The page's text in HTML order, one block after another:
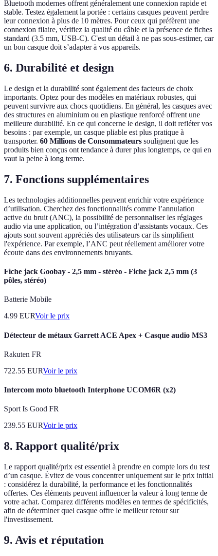
Bluetooth modernes offrent généralement une connexion rapide et
stable. Testez également la portée : certains casques peuvent perdre
leur connexion à plus de 10 mètres. Pour ceux qui préfèrent une
connexion filaire, vérifiez la qualité du câble et la présence de fiches
standard (3.5 mm, USB-C). C'est un détail à ne pas sous-estimer, car
un bon casque doit s’adapter à vos appareils.
6. Durabilité et design
Le design et la durabilité sont également des facteurs de choix
importants. Optez pour des modèles en matériaux robustes, qui
peuvent survivre aux chocs quotidiens. En général, les casques avec
des structures en aluminium ou en plastique renforcé offrent une
meilleure durabilité. En ce qui concerne le design, il doit refléter vos
besoins : par exemple, un casque pliable est plus pratique à
transporter. 60 Millions de Consommateurs soulignent que les
produits bien conçus ont tendance à durer plus longtemps, ce qui en
vaut la peine à long terme.
7. Fonctions supplémentaires
Les technologies additionnelles peuvent enrichir votre expérience
d’utilisation. Cherchez des fonctionnalités comme l’annulation
active du bruit (ANC), la possibilité de personnaliser les réglages
audio via une application, ou l’intégration d’assistants vocaux. Ces
ajouts sont souvent appréciés des utilisateurs car ils simplifient
l'expérience. Par exemple, l’ANC peut réellement améliorer votre
écoute dans des environnements bruyants.
Fiche jack Goobay - 2,5 mm - stéréo - Fiche jack 2,5 mm (3
pôles, stéréo)
Batterie Mobile
4.99 EURVoir le prix
Détecteur de métaux Garrett ACE Apex + Casque audio MS3
Rakuten FR
722.55 EURVoir le prix
Intercom moto bluetooth Interphone UCOM6R (x2)
Sport Is Good FR
239.55 EURVoir le prix
8. Rapport qualité/prix
Le rapport qualité/prix est essentiel à prendre en compte lors du test
d’un casque. Évitez de vous concentrer uniquement sur le prix initial
: considérez la durabilité, la performance et les fonctionnalités
offertes. Ces éléments peuvent influencer la valeur à long terme de
votre achat. Comparez différents modèles en termes de spécificités,
afin de déterminer quel casque offre le meilleur retour sur
l'investissement.
9. Avis et réputation